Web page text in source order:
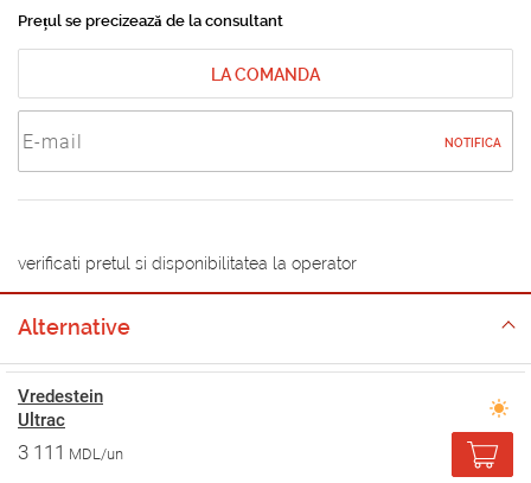
Prețul se precizează de la consultant
LA COMANDA
NOTIFICA
verificati pretul si disponibilitatea la operator
Alternative
Vredestein
Ultrac
3 111 MDL/un